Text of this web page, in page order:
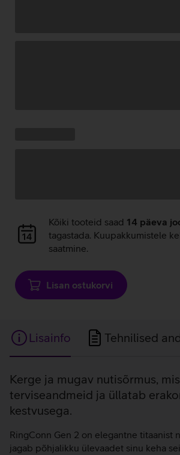
Andmete
laadimine
Kõiki tooteid saad 14 päeva
tagastada. Kuupakkumistele
saatmine.
Lisan ostukorvi
Lisainfo Tehnilised
Lisainfo
Kerge ja mugav nutisõrmus,
terviseandmeid ja üllatab
kestvusega.
RingConn Gen 2 on elegantne titaanist
jagab põhjalikku ülevaadet sinu keha